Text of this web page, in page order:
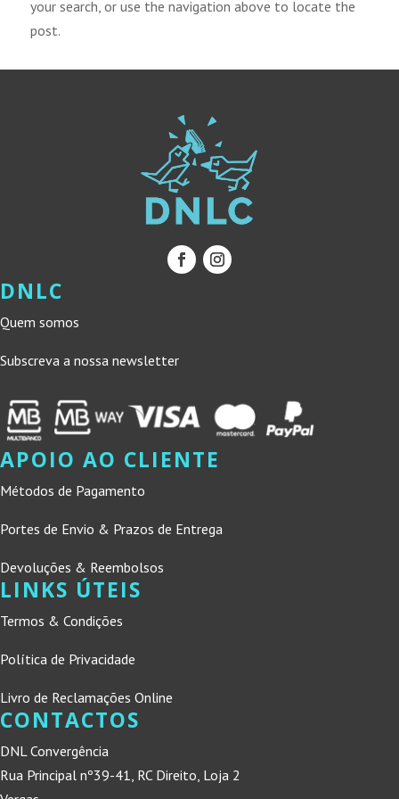
your search, or use the navigation above to locate the
post.
DNLC
Quem somos
Subscreva a nossa newsletter
APOIO AO CLIENTE
Métodos de Pagamento
Portes de Envio & Prazos de Entrega
Devoluções & Reembolsos
LINKS ÚTEIS
Termos & Condições
Política de Privacidade
Livro de Reclamações Online
CONTACTOS
DNL Convergência
Rua Principal nº39-41, RC Direito, Loja 2